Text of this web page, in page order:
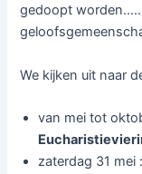
gedoopt
We kijken uit naar
van mei tot
zaterdag 31 mei